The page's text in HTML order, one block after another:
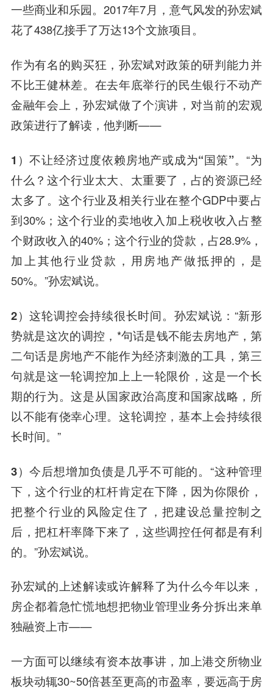
一些商业和乐园。2017年7月，意气风发的孙宏斌
花了438亿接手了万达13个文旅项目。
作为有名的购买狂，孙宏斌对政策的研判能力并
不比王健林差。在去年底举行的民生银行不动产
金融年会上，孙宏斌做了个演讲，对当前的宏观
政策进行了解读，他判断——
1）不让经济过度依赖房地产或成为“国策”。“为
什么？这个行业太大、太重要了，占的资源已经
太多了。这个行业及相关行业在整个GDP中要占
到30%；这个行业的卖地收入加上税收收入占整
个财政收入的40%；这个行业的贷款，占28.9%，
加上其他行业贷款，用房地产做抵押的，是
50%。”孙宏斌说。
2）这轮调控会持续很长时间。 孙宏斌说：“新形
势就是这次的调控，*句话是钱不能去房地产，第
二句话是房地产不能作为经济刺激的工具，第三
句就是这一轮调控加上上一轮限价，这是一个长
期的行为。这是从国家政治高度和国家战略，所
以不能有侥幸心理。这轮调控，基本上会持续很
长时间。”
3）今后想增加负债是几乎不可能的。“这种管理
下，这个行业的杠杆肯定在下降，因为你限价，
把整个行业的风险定住了，把建设总量控制之
后，把杠杆率降下来了，这些调控任何都是有利
的。”孙宏斌说。
孙宏斌的上述解读或许解释了为什么今年以来，
房企都着急忙慌地想把物业管理业务分拆出来单
独融资上市——
一方面可以继续有资本故事讲，加上港交所物业
板块动辄30~50倍甚至更高的市盈率，要远高于房